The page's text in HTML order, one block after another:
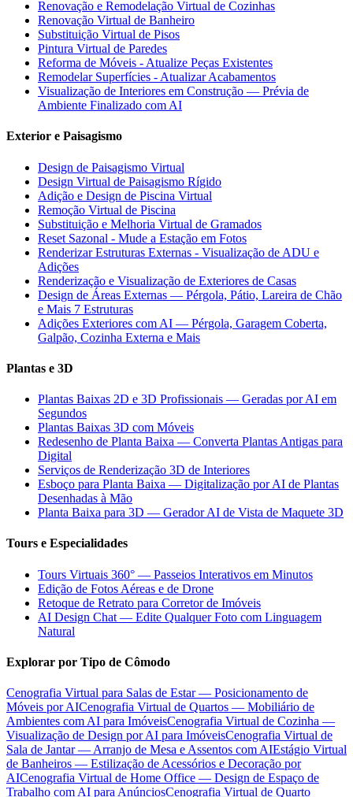
Renovação e Remodelação Virtual de Cozinhas
Renovação Virtual de Banheiro
Substituição Virtual de Pisos
Pintura Virtual de Paredes
Reforma de Móveis - Atualize Peças Existentes
Remodelar Superfícies - Atualizar Acabamentos
Visualização de Interiores em Construção — Prévia de
Ambiente Finalizado com AI
Exterior e Paisagismo
Design de Paisagismo Virtual
Design Virtual de Paisagismo Rígido
Adição e Design de Piscina Virtual
Remoção Virtual de Piscina
Substituição e Melhoria Virtual de Gramados
Reset Sazonal - Mude a Estação em Fotos
Renderizar Estruturas Externas - Visualização de ADU e
Adições
Renderização e Visualização de Exteriores de Casas
Design de Áreas Externas — Pérgola, Pátio, Lareira de Chão
e Mais 7 Estruturas
Adições Exteriores com AI — Pérgola, Garagem Coberta,
Galpão, Cozinha Externa e Mais
Plantas e 3D
Plantas Baixas 2D e 3D Profissionais — Geradas por AI em
Segundos
Plantas Baixas 3D com Móveis
Redesenho de Planta Baixa — Converta Plantas Antigas para
Digital
Serviços de Renderização 3D de Interiores
Esboço para Planta Baixa — Digitalização por AI de Plantas
Desenhadas à Mão
Planta Baixa para 3D — Gerador AI de Vista de Maquete 3D
Tours e Especialidades
Tours Virtuais 360° — Passeios Interativos em Minutos
Edição de Fotos Aéreas e de Drone
Retoque de Retrato para Corretor de Imóveis
AI Design Chat — Edite Qualquer Foto com Linguagem
Natural
Explorar por Tipo de Cômodo
Cenografia Virtual para Salas de Estar — Posicionamento de
Móveis por AICenografia Virtual de Quartos — Mobiliário de
Ambientes com AI para ImóveisCenografia Virtual de Cozinha —
Visualização de Design por AI para ImóveisCenografia Virtual de
Sala de Jantar — Arranjo de Mesa e Assentos com AIEstágio Virtual
de Banheiros — Estilização de Acessórios e Decoração por
AICenografia Virtual de Home Office — Design de Espaço de
Trabalho com AI para AnúnciosCenografia Virtual de Quarto